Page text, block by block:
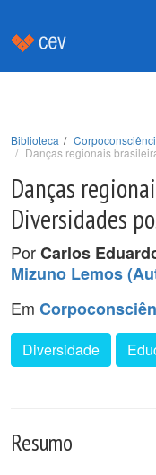
Biblioteca
Danças regionais
Danças
Diversidades
PorCarlos
Mizuno Lemos
Em
Diversidade
Resumo